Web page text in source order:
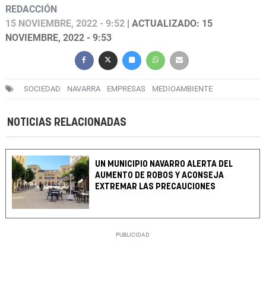
REDACCIÓN
15 NOVIEMBRE, 2022 - 9:52 | ACTUALIZADO: 15
NOVIEMBRE, 2022 - 9:53
SOCIEDAD NAVARRA EMPRESAS MEDIOAMBIENTE
NOTICIAS RELACIONADAS
UN MUNICIPIO NAVARRO ALERTA DEL
AUMENTO DE ROBOS Y ACONSEJA
EXTREMAR LAS PRECAUCIONES